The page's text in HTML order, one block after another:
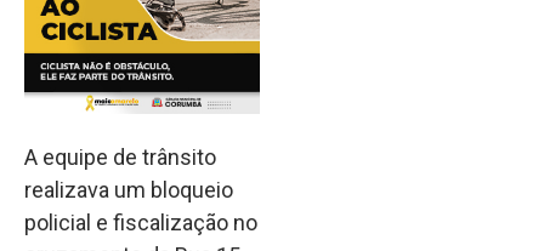
A equipe de trânsito
realizava um bloqueio
policial e fiscalização no